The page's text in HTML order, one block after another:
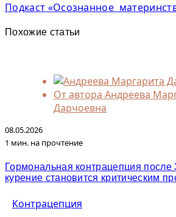
Подкаст «Осознанное
Похожие статьи
От автора Андреева
Дарчоевна
08.05.2026
1 мин. на прочтение
Гормональная контрацепция после
курение становится критическим
Контрацепция